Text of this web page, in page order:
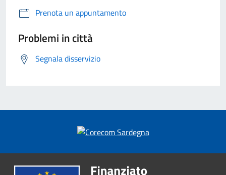
Prenota un appuntamento
Problemi in città
Segnala disservizio